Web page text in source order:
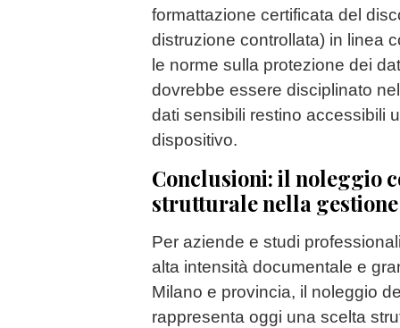
formattazione certificata del
distruzione controllata) in linea
le norme sulla protezione dei
dovrebbe essere disciplinato
dati sensibili restino accessibili
dispositivo.
Conclusioni: il noleggio
strutturale nella
Per aziende e studi
alta intensità documentale e
Milano e provincia, il noleggio
rappresenta oggi una scelta